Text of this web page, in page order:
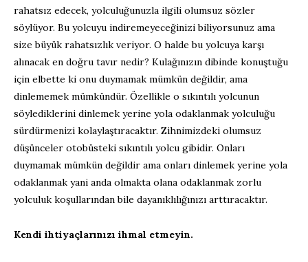
rahatsız edecek, yolculuğunuzla ilgili olumsuz sözler
söylüyor. Bu yolcuyu indiremeyeceğinizi biliyorsunuz ama
size büyük rahatsızlık veriyor. O halde bu yolcuya karşı
alınacak en doğru tavır nedir? Kulağınızın dibinde konuştuğu
için elbette ki onu duymamak mümkün değildir, ama
dinlememek mümkündür. Özellikle o sıkıntılı yolcunun
söylediklerini dinlemek yerine yola odaklanmak yolculuğu
sürdürmenizi kolaylaştıracaktır. Zihnimizdeki olumsuz
düşünceler otobüsteki sıkıntılı yolcu gibidir. Onları
duymamak mümkün değildir ama onları dinlemek yerine yola
odaklanmak yani anda olmakta olana odaklanmak zorlu
yolculuk koşullarından bile dayanıklılığınızı arttıracaktır.
Kendi ihtiyaçlarınızı ihmal etmeyin.